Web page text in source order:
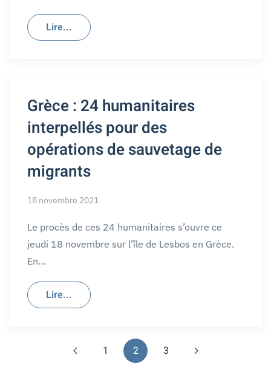
Lire...
Grèce : 24 humanitaires
interpellés pour des
opérations de sauvetage de
migrants
18 novembre 2021
Le procès de ces 24 humanitaires s’ouvre ce
jeudi 18 novembre sur l’île de Lesbos en Grèce.
En…
Lire...
1 2 3